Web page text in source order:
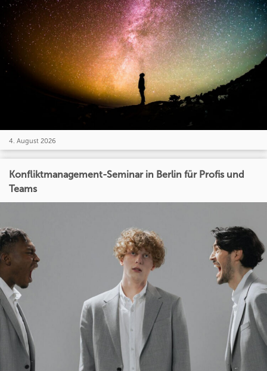
4. August 2026
Konfliktmanagement-Seminar in Berlin für Profis und
Teams